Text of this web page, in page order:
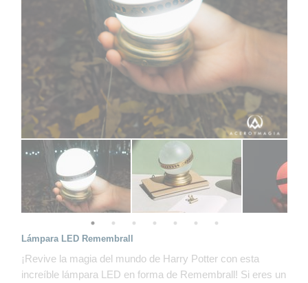
Lámpara LED Remembrall
¡Revive la magia del mundo de Harry Potter con esta
increíble lámpara LED en forma de Remembrall! Si eres un